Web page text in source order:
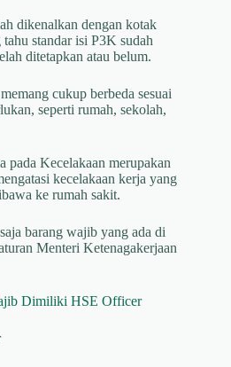
dikenalkan dengan kotak
standar isi P3K sudah
ditetapkan atau belum.
cukup berbeda sesuai
seperti rumah, sekolah,
pada Kecelakaan merupakan
kecelakaan kerja yang
ke rumah sakit.
barang wajib yang ada di
Menteri Ketenagakerjaan
Dimiliki HSE Officer